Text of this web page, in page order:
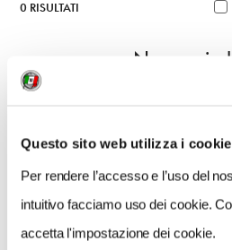
Questo sito web utilizza i cookie
Per rendere l’accesso e l’uso del
intuitivo facciamo uso dei cookie.
accetta l'impostazione dei cookie.
0 RISULTATI
Nessun